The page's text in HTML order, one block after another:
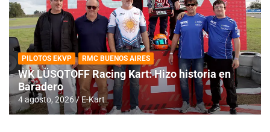
PILOTOS EKVP RMC BUENOS AIRES
WK LÜSQTOFF Racing Kart: Hizo historia en
Baradero
4 agosto, 2026 E-Kart